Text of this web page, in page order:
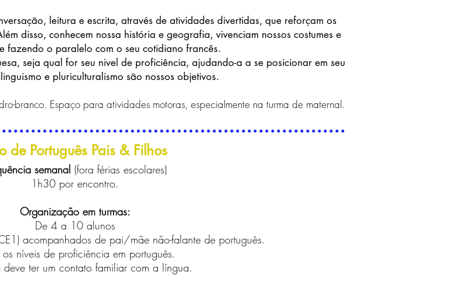
leitura e escrita, através de atividades divertidas, que reforçam os
disso, conhecem nossa história e geografia, vivenciam nossos costumes e
fazendo o paralelo com o seu cotidiano francês.
seja qual for seu nivel de proficiência, ajudando-a a se posicionar em seu
e pluriculturalismo são nossos objetivos.
branco. Espaço para atividades motoras, especialmente na turma de maternal.
de Português Pais & Filhos
semanal (fora férias escolares)
1h30 por encontro.
Organização em turmas:
De 4 a 10 alunos
acompanhados de pai/mãe não-falante de português.
os níveis de proficiência em português.
ter um contato familiar com a l íngua.